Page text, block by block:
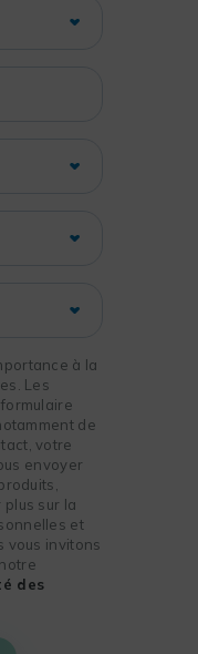
à la
Les
de
votre
envoyer
sur la
et
vous invitons
des